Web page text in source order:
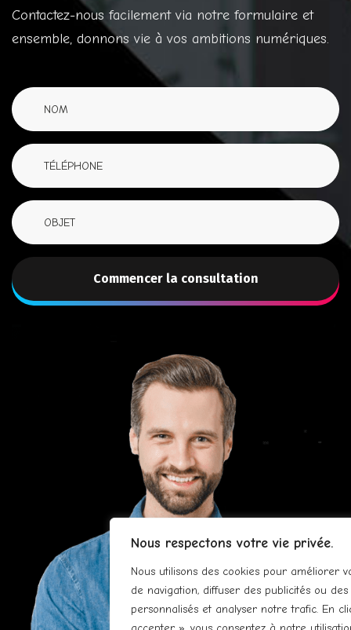
Nous respectons votre vie privée.
Nous utilisons des cookies pour améliorer
de navigation, diffuser des publicités ou
personnalisés et analyser notre trafic. En
Contactez-nous facilement via notre formulaire et
ensemble, donnons vie à vos ambitions numériques.
Commencer la consultation